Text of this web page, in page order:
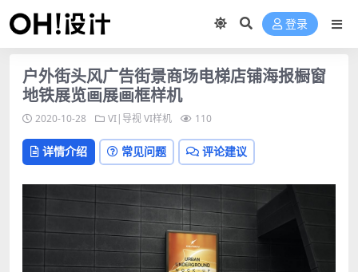
登录
户外街头风广告街景商场电梯店铺海报橱窗
地铁展览画展画框样机
2020-10-28 VI|导视VI样机 110
详情介绍 常见问题 评论建议